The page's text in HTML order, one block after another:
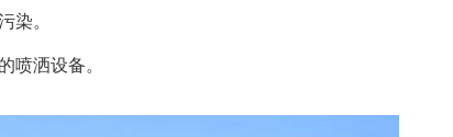
染。
喷洒设备。